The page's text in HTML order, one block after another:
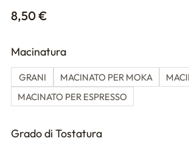
8,50€
Macinatura
GRANI MACINATO PER MOKA
MACINATO PER ESPRESSO
Grado di Tostatura